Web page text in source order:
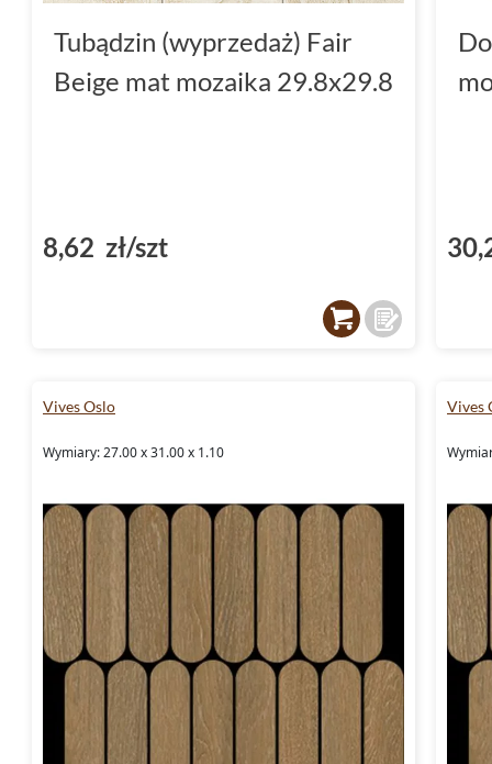
Tubądzin (wyprzedaż) Fair
Beige mat mozaika 29.8x29.8
8,62 zł/szt
Vives Oslo
Wymiary: 27.00 x 31.00 x 1.10
Vives